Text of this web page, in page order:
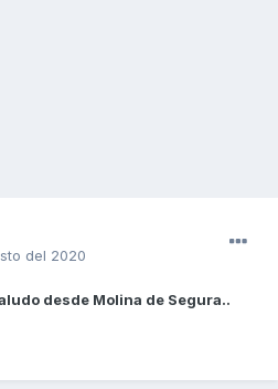
del 2020
desde Molina de Segura..